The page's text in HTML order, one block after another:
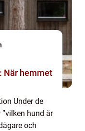
När hemmet
Under de
hund är
och